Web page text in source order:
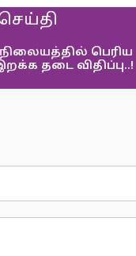
பெரிய
தடை விதிப்பு..!